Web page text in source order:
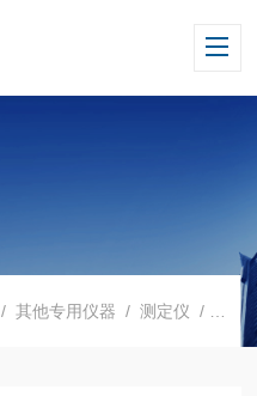
/其他专用仪器 /测定仪 / H08687质子磁力仪